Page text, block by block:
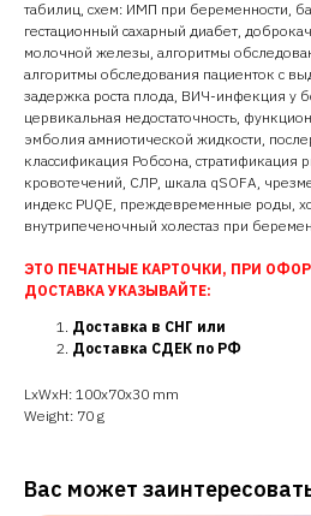
табилиц, схем: ИМП при беременности,
гестационный сахарный диабет,
молочной железы, алгоритмы
алгоритмы обследования пациенток с
задержка роста плода, ВИЧ-инфекция у
цервикальная недостаточность,
эмболия амниотической жидкости,
классификация Робсона, стратификация
кровотечений, СЛР, шкала qSOFA,
индекс PUQE, преждевременные роды,
внутрипеченочный холестаз при
ЭТО ПЕЧАТНЫЕ КАРТОЧКИ, ПРИ
ДОСТАВКА УКАЗЫВАЙТЕ:
Доставка в СНГ или
Доставка СДЕК по РФ
LxWxH: 100x70x30 mm
Weight: 70 g
Вас может